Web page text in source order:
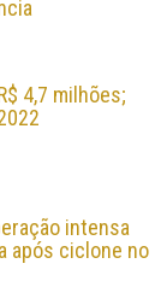
4,7 milhões;
intensa
após ciclone no